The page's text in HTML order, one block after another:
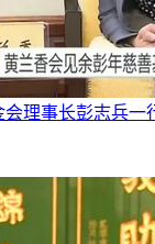
理事长彭志兵一